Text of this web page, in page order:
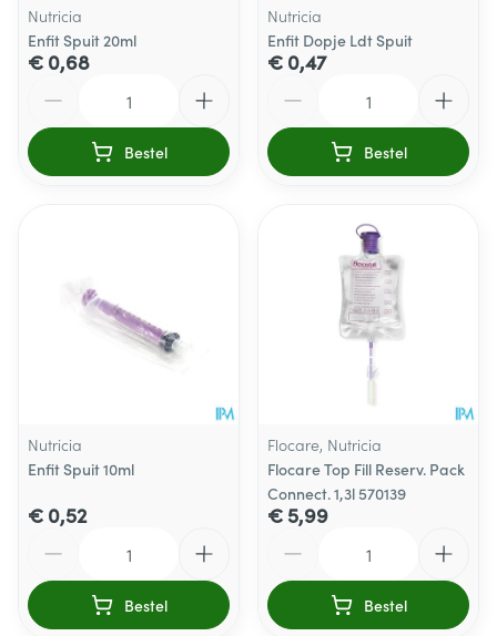
Nutricia
Enfit Spuit 20ml
€ 0,68
Bestel
Nutricia
Enfit Dopje Ldt Spuit
€ 0,47
Bestel
Nutricia
Enfit Spuit 10ml
€ 0,52
Bestel
Flocare, Nutricia
Flocare Top Fill Reserv. Pack
Connect. 1,3l 570139
€ 5,99
Bestel